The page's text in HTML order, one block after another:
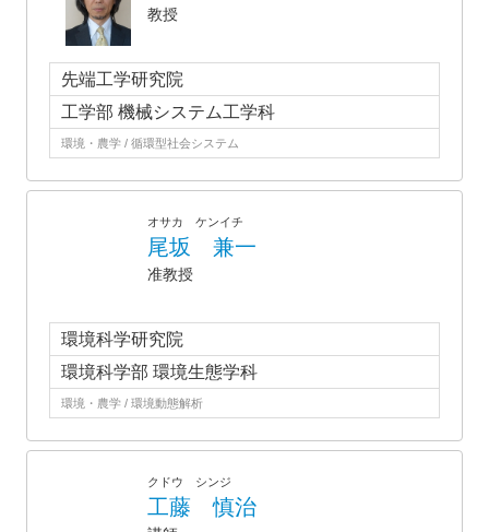
教授
先端工学研究院
工学部 機械システム工学科
環境・農学 / 循環型社会システム
オサカ ケンイチ
尾坂 兼一
准教授
環境科学研究院
環境科学部 環境生態学科
環境・農学 / 環境動態解析
クドウ シンジ
工藤 慎治